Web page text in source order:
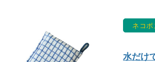
ネコ
水だけ